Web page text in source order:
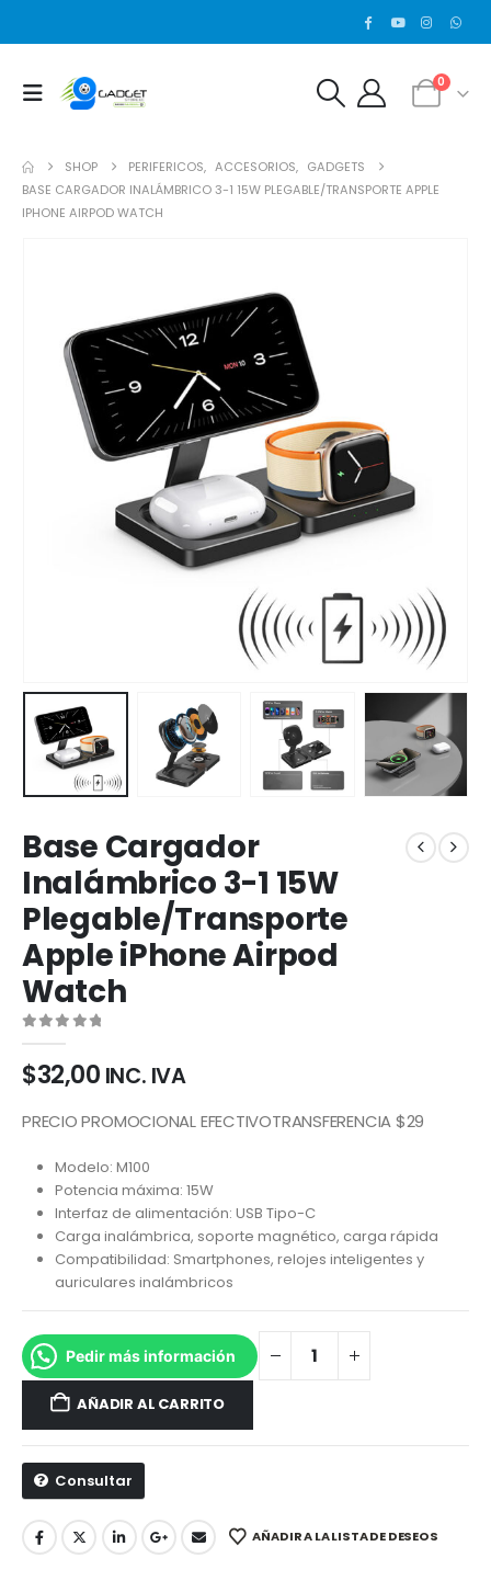
0
SHOP PERIFERICOS, ACCESORIOS, GADGETS
BASE CARGADOR INALÁMBRICO 3-1 15W PLEGABLE/TRANSPORTE APPLE
IPHONE AIRPOD WATCH
Base Cargador
Inalámbrico 3-1 15W
Plegable/Transporte
Apple iPhone Airpod
Watch
0out of 5
$32,00 INC. IVA
PRECIO PROMOCIONAL EFECTIVOTRANSFERENCIA $29
Modelo: M100
Potencia máxima: 15W
Interfaz de alimentación: USB Tipo-C
Carga inalámbrica, soporte magnético, carga rápida
Compatibilidad: Smartphones, relojes inteligentes y
auriculares inalámbricos
Pedir más información
AÑADIR AL CARRITO
Consultar
AÑADIR A LA LISTA DE DESEOS